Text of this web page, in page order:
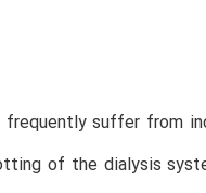
suffer from
of the dialysis